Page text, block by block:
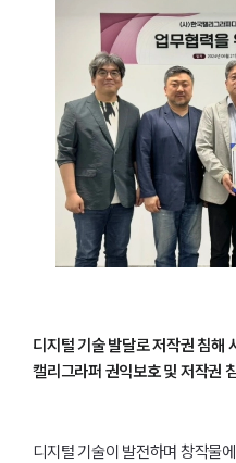
디지털 기술 발달로 저작권 침해
캘리그라퍼 권익보호 및 저작권
디지털 기술이 발전하며 창작물